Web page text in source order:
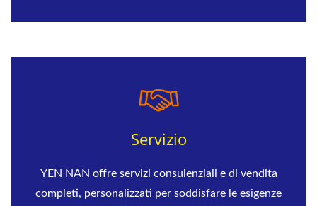
Servizio
YEN NAN offre servizi consulenziali e di vendita
completi, personalizzati per soddisfare le esigenze